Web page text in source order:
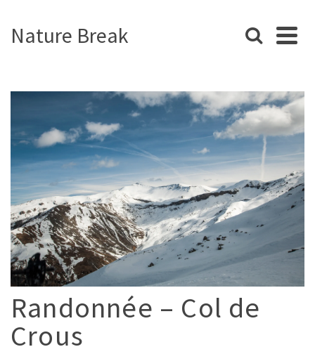
Nature Break
Randonnée – Col de
Crous